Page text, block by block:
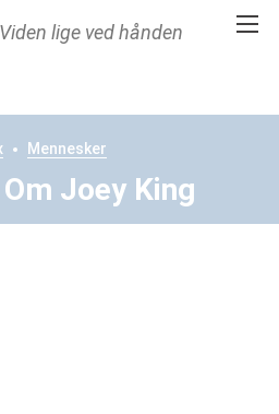
Viden lige ved hånden
Mennesker
Joey King